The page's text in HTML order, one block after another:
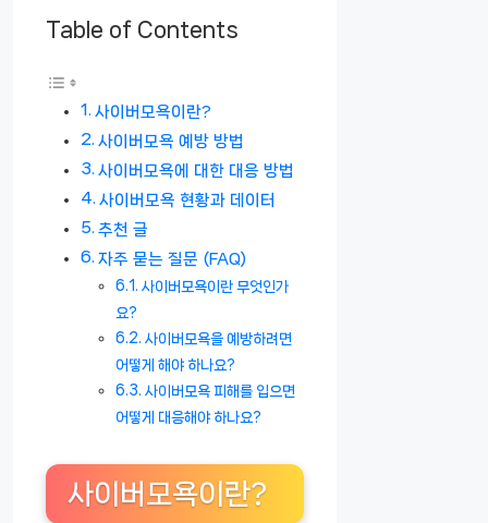
Table of Contents
사이버모욕이란?
사이버모욕 예방 방법
사이버모욕에 대한 대응 방법
사이버모욕 현황과 데이터
추천 글
자주 묻는 질문 (FAQ)
사이버모욕이란 무엇인가
요?
사이버모욕을 예방하려면
어떻게 해야 하나요?
사이버모욕 피해를 입으면
어떻게 대응해야 하나요?
사이버모욕이란?